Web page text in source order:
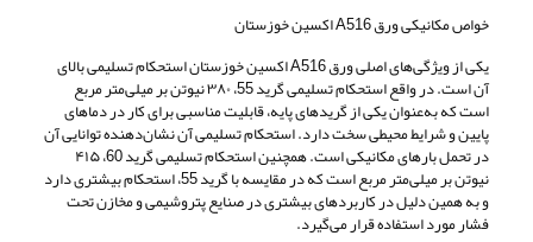
خواص مکانیکی ورق A516 اکسین خوزستان
یکی از ویژگی‌های اصلی ورق A516 اکسین خوزستان استحکام تسلیمی بالای
آن است. در واقع استحکام تسلیمی گرید 55، ۳۸۰ نیوتن بر میلی‌متر مربع
است که به‌عنوان یکی از گریدهای پایه، قابلیت مناسبی برای کار در دماهای
پایین و شرایط محیطی سخت دارد. استحکام تسلیمی آن نشان‌دهنده توانایی آن
در تحمل بارهای مکانیکی است. همچنین استحکام تسلیمی گرید 60، ۴۱۵
نیوتن بر میلی‌متر مربع است که در مقایسه با گرید 55، استحکام بیشتری دارد
و به همین دلیل در کاربردهای بیشتری در صنایع پتروشیمی و مخازن تحت
فشار مورد استفاده قرار می‌گیرد.